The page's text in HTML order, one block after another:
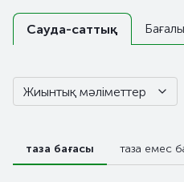
Сауда-саттық
Жиынтық мәліметтер
таза бағасы таза емес